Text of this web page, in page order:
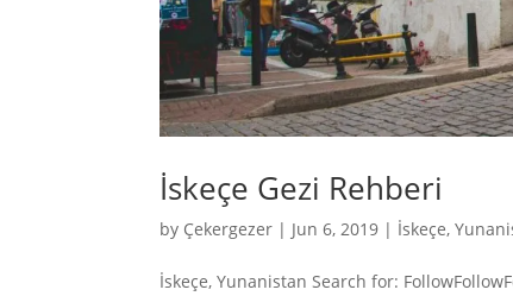
İskeçe Gezi Rehberi
by Çekergezer | Jun 6, 2019 | İskeçe,
İskeçe, Yunanistan Search for: